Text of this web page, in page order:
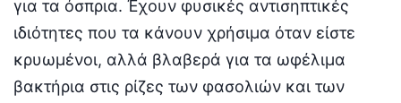
για τα όσπρια. Έχουν φυσικές αντισηπτικές
ιδιότητες που τα κάνουν χρήσιμα όταν είστε
κρυωμένοι, αλλά βλαβερά για τα ωφέλιμα
βακτήρια στις ρίζες των φασολιών και των